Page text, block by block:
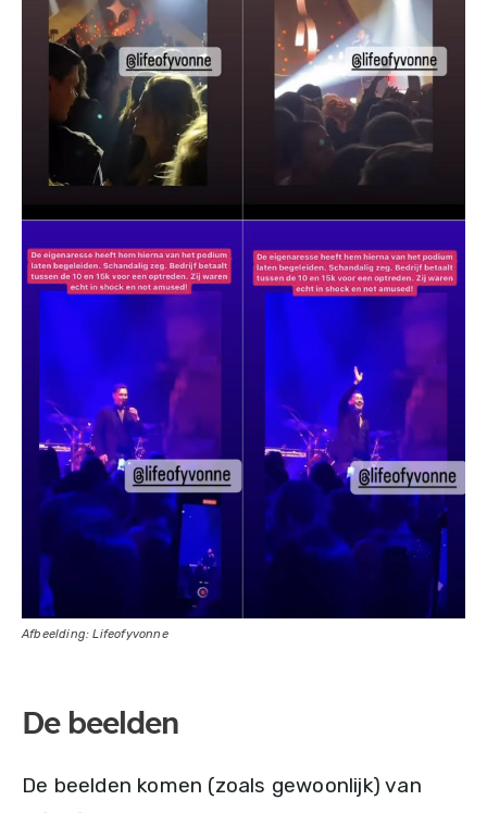
Afbeelding: Lifeofyvonne
De beelden
De beelden komen (zoals gewoonlijk) van